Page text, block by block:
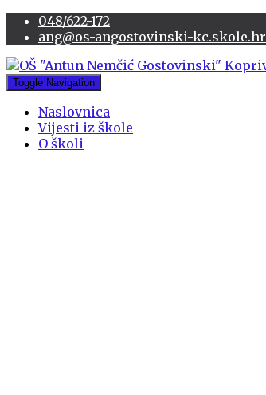
048/622-172
ang@os-angostovinski-kc.skole.hr
Toggle Navigation
Naslovnica
Vijesti iz škole
O školi